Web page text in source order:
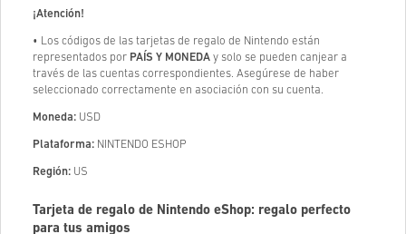
¡Atención!
• Los códigos de las tarjetas de regalo de Nintendo están
representados por PAÍS Y MONEDA y solo se pueden canjear a
través de las cuentas correspondientes. Asegúrese de haber
seleccionado correctamente en asociación con su cuenta.
Moneda: USD
Plataforma: NINTENDO ESHOP
Región: US
Tarjeta de regalo de Nintendo eShop: regalo perfecto
para tus amigos